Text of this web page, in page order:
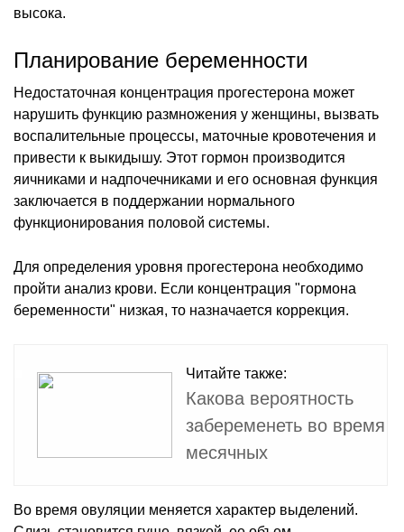
высока.
Планирование беременности
Недостаточная концентрация прогестерона может
нарушить функцию размножения у женщины, вызвать
воспалительные процессы, маточные кровотечения и
привести к выкидышу. Этот гормон производится
яичниками и надпочечниками и его основная функция
заключается в поддержании нормального
функционирования половой системы.
Для определения уровня прогестерона необходимо
пройти анализ крови. Если концентрация "гормона
беременности" низкая, то назначается коррекция.
Читайте также:
Какова вероятность
забеременеть во время
месячных
Во время овуляции меняется характер выделений.